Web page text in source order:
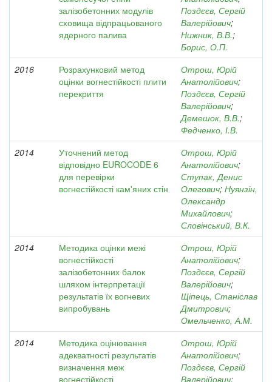
залізобетонних модулів
сховища відпрацьованого
ядерного палива
Поздєєв, Сергій
Валерійович;
Нижник, В.В.;
Борис, О.П.
2016
Розрахунковий метод
оцінки вогнестійкості плити
перекриття
Отрош, Юрій
Анатолійович;
Поздєєв, Сергій
Валерійович;
Демешок, В.В.;
Федченко, І.В.
2014
Уточнений метод
відповідно EUROCODE 6
для перевірки
вогнестійкості кам'яних стін
Отрош, Юрій
Анатолійович;
Ступак, Денис
Олегович; Нуянзін,
Олександр
Михайлович;
Словінський, В.К.
2014
Методика оцінки межі
вогнестійкості
залізобетонних балок
шляхом інтерпретації
результатів їх вогневих
випробувань
Отрош, Юрій
Анатолійович;
Поздєєв, Сергій
Валерійович;
Щіпець, Станіслав
Дмитрович;
Омельченко, А.М.
2014
Методика оцінювання
адекватності результатів
визначення меж
вогнестійкості
Отрош, Юрій
Анатолійович;
Поздєєв, Сергій
Валерійович;